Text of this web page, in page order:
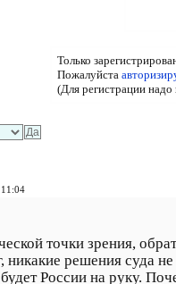
Только
Пожалуйста
(Для регистрации
точки зрения,
никакие решения суда
России на руку.